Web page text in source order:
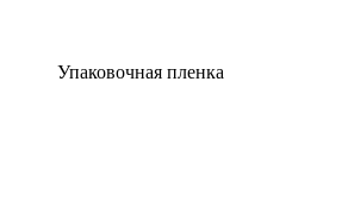
Упаковочная пленка